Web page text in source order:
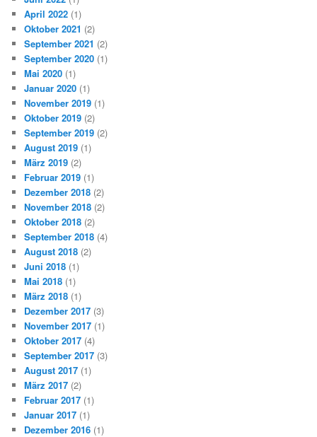
April 2022 (1)
Oktober 2021 (2)
September 2021 (2)
September 2020 (1)
Mai 2020 (1)
Januar 2020 (1)
November 2019 (1)
Oktober 2019 (2)
September 2019 (2)
August 2019 (1)
März 2019 (2)
Februar 2019 (1)
Dezember 2018 (2)
November 2018 (2)
Oktober 2018 (2)
September 2018 (4)
August 2018 (2)
Juni 2018 (1)
Mai 2018 (1)
März 2018 (1)
Dezember 2017 (3)
November 2017 (1)
Oktober 2017 (4)
September 2017 (3)
August 2017 (1)
März 2017 (2)
Februar 2017 (1)
Januar 2017 (1)
Dezember 2016 (1)